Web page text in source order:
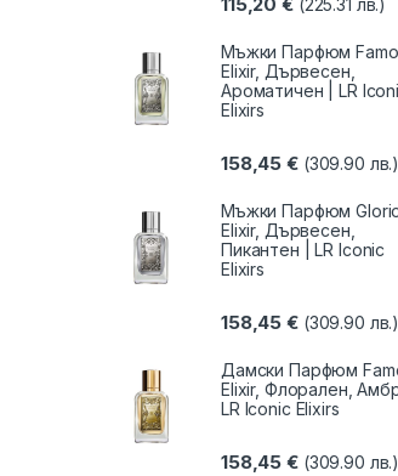
Мъжки Парфюм
Elixir, Дървесен,
Ароматичен | LR
Elixirs
158,45€ (309.90 лв.)
Мъжки Парфюм
Elixir, Дървесен,
Пикантен | LR Iconic
Elixirs
158,45€ (309.90 лв.)
Дамски Парфюм
Elixir, Флорален,
LR Iconic Elixirs
158,45€ (309.90 лв.)